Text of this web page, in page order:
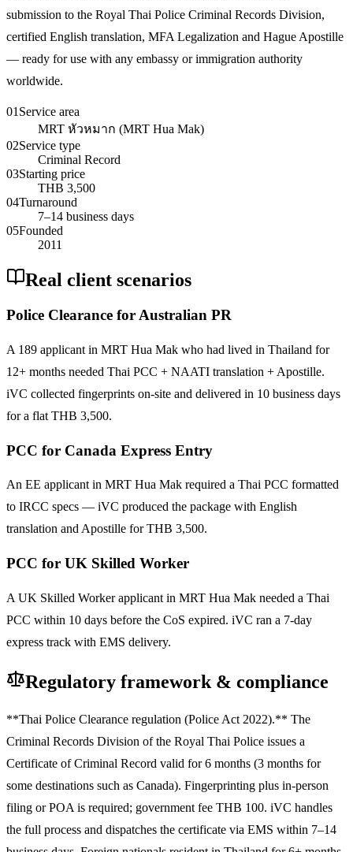
submission to the Royal Thai Police Criminal Records Division,
certified English translation, MFA Legalization and Hague Apostille
— ready for use with any embassy or immigration authority
worldwide.
01 Service area
MRT หัวหมาก (MRT Hua Mak)
02Service type
Criminal Record
03Starting price
THB 3,500
04Turnaround
7–14 business days
05Founded
2011
Real client scenarios
Police Clearance for Australian PR
A 189 applicant in MRT Hua Mak who had lived in Thailand for
12+ months needed Thai PCC + NAATI translation + Apostille.
iVC collected fingerprints on-site and delivered in 10 business days
for a flat THB 3,500.
PCC for Canada Express Entry
An EE applicant in MRT Hua Mak required a Thai PCC formatted
to IRCC specs — iVC produced the package with English
translation and Apostille for THB 3,500.
PCC for UK Skilled Worker
A UK Skilled Worker applicant in MRT Hua Mak needed a Thai
PCC within 10 days before the CoS expired. iVC ran a 7-day
express track with EMS delivery.
Regulatory framework & compliance
**Thai Police Clearance regulation (Police Act 2022).** The
Criminal Records Division of the Royal Thai Police issues a
Certificate of Criminal Record valid for 6 months (3 months for
some destinations such as Canada). Fingerprinting plus in-person
filing or POA is required; government fee THB 100. iVC handles
the full process and dispatches the certificate via EMS within 7–14